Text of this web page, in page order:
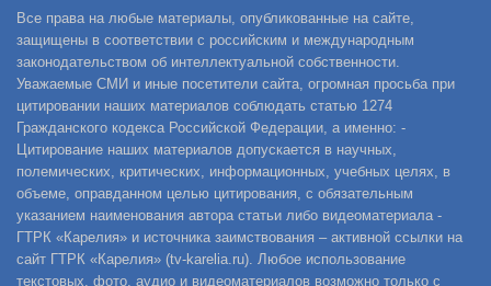
Все права на любые материалы, опубликованные на сайте,
защищены в соответствии с российским и международным
законодательством об интеллектуальной собственности.
Уважаемые СМИ и иные посетители сайта, огромная просьба при
цитировании наших материалов соблюдать статью 1274
Гражданского кодекса Российской Федерации, а именно: -
Цитирование наших материалов допускается в научных,
полемических, критических, информационных, учебных целях, в
объеме, оправданном целью цитирования, с обязательным
указанием наименования автора статьи либо видеоматериала -
ГТРК «Карелия» и источника заимствования – активной ссылки на
сайт ГТРК «Карелия» (tv-karelia.ru). Любое использование
текстовых, фото, аудио и видеоматериалов возможно только с